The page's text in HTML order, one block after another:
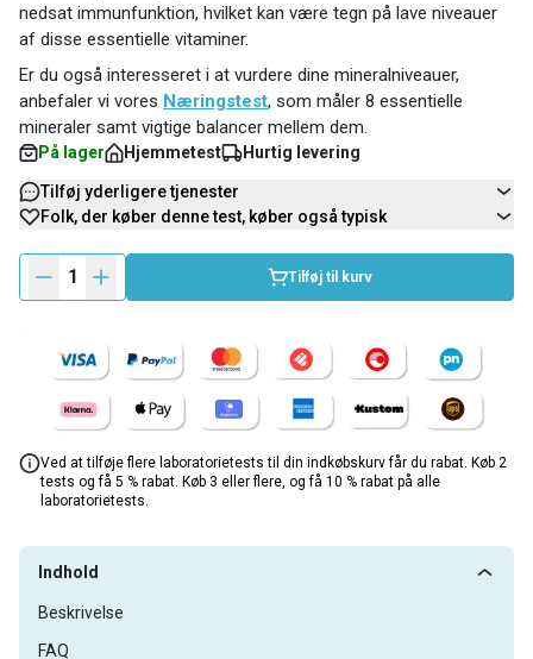
nedsat immunfunktion, hvilket kan være tegn på lave niveauer
af disse essentielle vitaminer.
Er du også interesseret i at vurdere dine mineralniveauer,
anbefaler vi vores Næringstest, som måler 8 essentielle
mineraler samt vigtige balancer mellem dem.
På lager Hjemmetest Hurtig levering
Tilføj yderligere tjenester
Folk, der køber denne test, køber også typisk
1 Tilføj til kurv
Ved at tilføje flere laboratorietests til din indkøbskurv får du rabat. Køb 2
tests og få 5 % rabat. Køb 3 eller flere, og få 10 % rabat på alle
laboratorietests.
Indhold
Beskrivelse
FAQ